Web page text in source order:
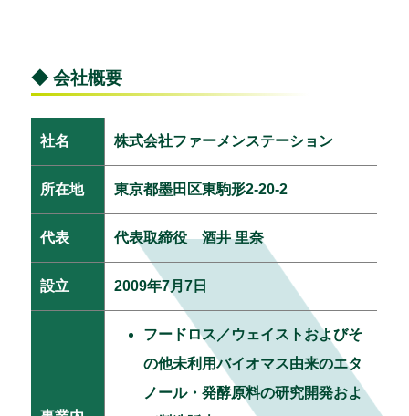
◆ 会社概要
社名 株式会社ファーメンステーション
所在地 東京都墨田区東駒形2-20-2
代表 代表取締役 酒井 里奈
設立 2009年7月7日
フードロス／ウェイストおよびそ
の他未利用バイオマス由来のエタ
ノール・発酵原料の研究開発およ